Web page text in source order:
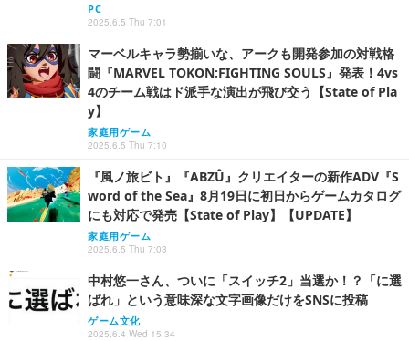
PC
2025.6.5 Thu 7:01
マーベルキャラ勢揃いな、アークも開発参加の対戦格
闘『MARVEL TOKON:FIGHTING SOULS』発表！4vs
4のチーム戦はド派手な演出が飛び交う【State of Pla
y】
家庭用ゲーム
2025.6.5 Thu 7:10
『風ノ旅ビト』『ABZÛ』クリエイターの新作ADV『S
word of the Sea』8月19日に初日からゲームカタログ
にも対応で発売【State of Play】【UPDATE】
家庭用ゲーム
2025.6.5 Thu 7:03
中村悠一さん、ついに「スイッチ2」当選か！？「に選
ばれ」という意味深な文字画像だけをSNSに投稿
ゲーム文化
2025.6.4 Wed 15:34